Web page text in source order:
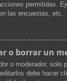
permitidas.
las encuestas, etc.
o borrar un
o moderador, solo
debe hacer